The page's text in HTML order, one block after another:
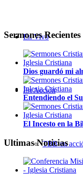
En Vivo
En Acción
TBB en
Sermones Recientes
Dios guardó mi
Entendiendo el
El Incesto en la
Ultimas Noticias